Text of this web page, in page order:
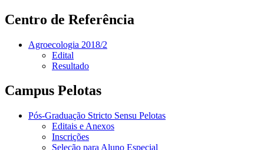
Centro de Referência
Agroecologia 2018/2
Edital
Resultado
Campus Pelotas
Pós-Graduação Stricto Sensu Pelotas
Editais e Anexos
Inscrições
Seleção para Aluno Especial